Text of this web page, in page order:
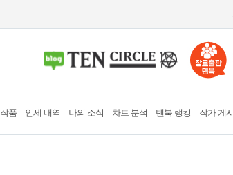
품 인세 내역 나의 소식 차트 분석 텐북 랭킹 작가 게